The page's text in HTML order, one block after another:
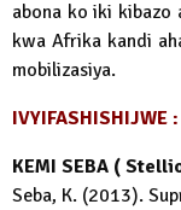
abona ko iki kibazo
kwa Afrika kandi
mobilizasiya.
IVYIFASHISHIJWE :
KEMI SEBA (
Seba, K. (2013).